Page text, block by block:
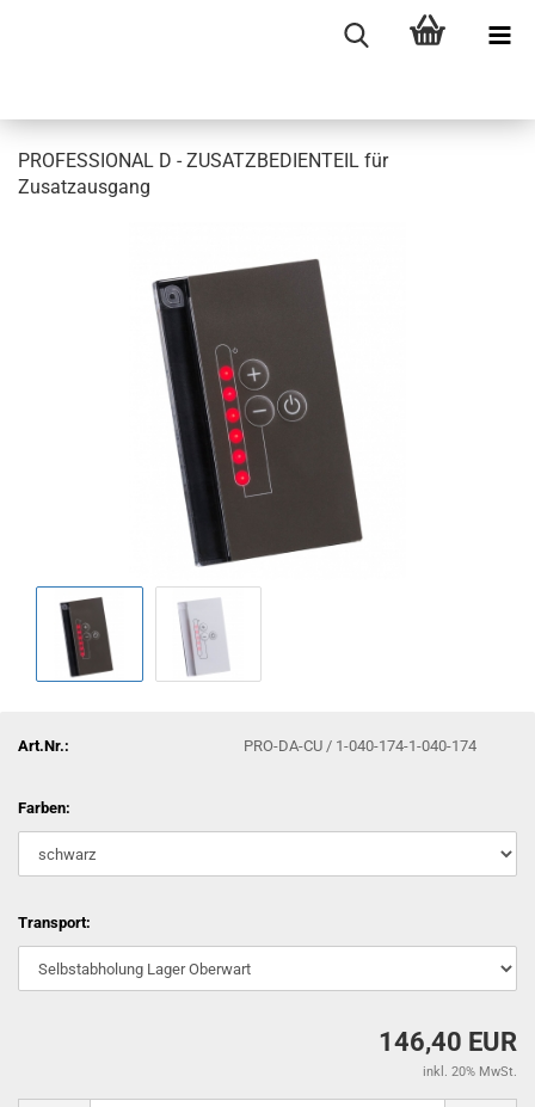
PROFESSIONAL D - ZUSATZBEDIENTEIL für
Zusatzausgang
Art.Nr.: PRO-DA-CU / 1-040-174-1-040-174
Farben:
Transport:
146,40 EUR
inkl. 20% MwSt.